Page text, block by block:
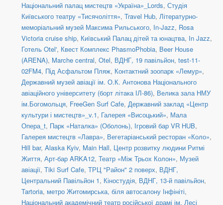
Національний палац мистецтв «Україна»_Lords, Студія
Київського театру «Тисячоліття», Travel Hub, Літературно-
меморіальний музей Максима Рильського, In-Jazz, Rosa
Victoria cruise ship, Київський Палац дітей та юнацтва, In Jazz,
Готель Otel', Квест Комплекс PhasmoPhobia, Beer House
(ARENA), Marche central, Otel, ВДНГ, 19 павільйон, test-11-
02FM4, Під Асфальтом Пляж, Контактний зоопарк «Лемур»,
Державний музей авіації ім. О.К. Антонова Національного
авіаційного університету (борт літака ІЛ-86), Велика зала НМУ
ім.Богомольця, FreeGen Surf Cafe, Державний заклад «Центр
культури і мистецтв»_v.1, Галерея «Висоцький», Мала
Опера_t, Парк «Наталка» (Оболонь), Ігровий бар VR HUB,
Галерея мистецтв «Лавра», Вегетаріанський ресторан «Коло»,
Hill bar, Alaska Kyiv, Main Hall, Центр розвитку людини Ритмі
Життя, Арт-бар ARKA12, Театр «Між Трьох Колон», Музей
авіації, Tiki Surf Cafe, ТРЦ "Район" 2 поверх, ВДНГ,
Центральний Павільйон 1, Кіностудія, ВДНГ, 13-й павільйон,
Tartoria, метро Житомирська, біля автосалону Інфініті,
Національний академічний театр російської драмі ім. Лесі